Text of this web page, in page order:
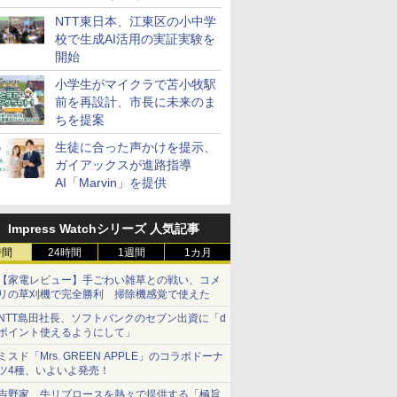
ステーション
NTT東日本、江東区の小中学
校で生成AI活用の実証実験を
開始
小学生がマイクラで苫小牧駅
前を再設計、市長に未来のま
ちを提案
生徒に合った声かけを提示、
ガイアックスが進路指導
AI「Marvin」を提供
Impress Watchシリーズ 人気記事
24時間 1週間 1カ月
家電レビュー】手ごわい雑草との戦い、コメ
の草刈機で完全勝利 掃除機感覚で使えた
島田社長、ソフトバンクのセブン出資に「d
イント使えるようにして」
スド「Mrs. GREEN APPLE」のコラボドーナ
4種、いよいよ発売！
野家、牛リブロースを熱々で提供する「極旨